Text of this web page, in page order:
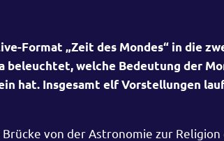
Format „Zeit des Mondes“ in die
welche Bedeutung der
hat. Insgesamt elf Vorstellungen
von der Astronomie zur Religion